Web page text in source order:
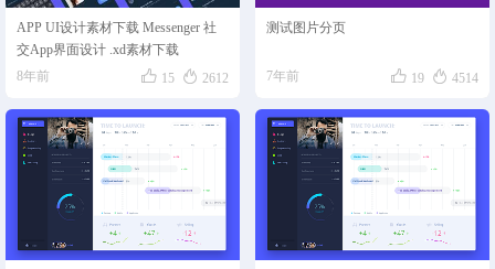
APP UI设计素材下载 Messenger 社
交App界面设计 .xd素材下载
8年前
 15  2612
测试图片分页
7年前  19  4514